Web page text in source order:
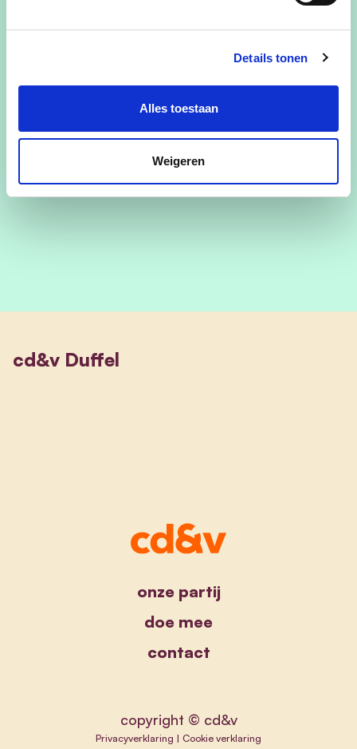
Details tonen
Alles toestaan
Weigeren
31 januari 2026 vanaf 19u00 in de kantine van
KVV Duffel, Heidestraat 7B 2570 Duffel.
voormalig minister in de Vlaamse regering:
Van den Heuvel
cd&v Duffel
onze partij
doe mee
contact
copyright © cd&v
Privacyverklaring | Cookie verklaring